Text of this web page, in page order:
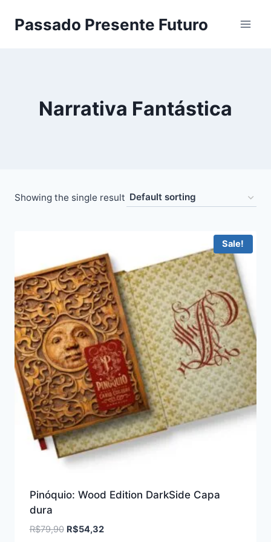
paraPassado Presente Futuro
Narrativa Fantástica
Showing the single result
Sale!
Pinóquio: Wood Edition DarkSide Capa
dura
R$79,90 R$54,32